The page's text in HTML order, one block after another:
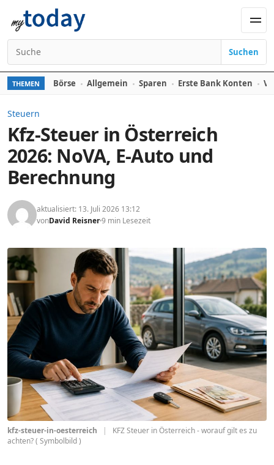
Zum Inhalt springen
Suchen nach:
Suchen
THEMEN Börse Allgemein Sparen Erste Bank Konten
Steuern
Kfz-Steuer in Österreich
2026: NoVA, E-Auto und
Berechnung
aktualisiert: 13. Juli 2026 13:12
vonDavid Reisner9 min Lesezeit
kfz-steuer-in-oesterreich |
KFZ Steuer in Österreich - worauf gilt es zu
achten? ( Symbolbild )